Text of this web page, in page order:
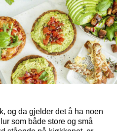
og da gjelder det å ha noen
som både store og små